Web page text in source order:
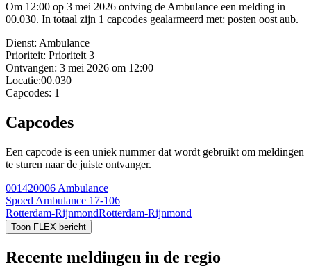
Om 12:00 op 3 mei 2026 ontving de Ambulance een melding in
00.030. In totaal zijn 1 capcodes gealarmeerd met: posten oost aub.
Dienst: Ambulance
Prioriteit: Prioriteit 3
Ontvangen: 3 mei 2026 om 12:00
Locatie:00.030
Capcodes: 1
Capcodes
Een capcode is een uniek nummer dat wordt gebruikt om meldingen
te sturen naar de juiste ontvanger.
001420006 Ambulance
Spoed Ambulance 17-106
Rotterdam-RijnmondRotterdam-Rijnmond
Toon FLEX bericht
Recente meldingen in de regio